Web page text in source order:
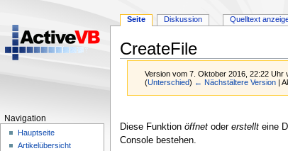
CreateFile
Version vom 7. Oktober 2016, 22:22 Uhr
(Unterschied) ← Nächstältere Version |
Navigation
springen
Suche
springen
Diese Funktion öffnetoder erstellteine
Console bestehen.
Seite Diskussion Quelltext
Navigation
Hauptseite
Artikelübersicht